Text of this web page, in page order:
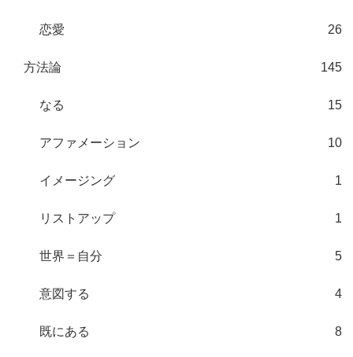
恋愛 26
方法論 145
なる 15
アファメーション 10
イメージング 1
リストアップ 1
世界＝自分 5
意図する 4
既にある 8